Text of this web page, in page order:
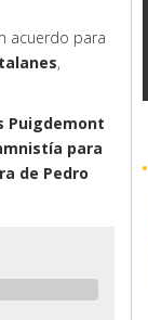
acuerdo para
,
Puigdemont
para
de Pedro